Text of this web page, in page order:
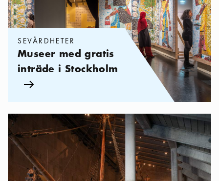
SEVÄRDHETER
Museer med gratis
inträde i Stockholm
Pil ikon
Kategorier: Sevärdheter, Hitta måndagsöppna i Stockholm